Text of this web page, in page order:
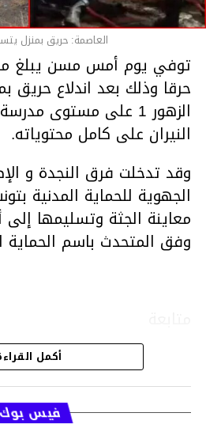
العاصمة: حريق بمنزل
حرقا وذلك بعد اندلاع حريق
الزهور 1 على مستوى
النيران على كامل محتوياته.
وقد تدخلت فرق النجدة و
الجهوية للحماية المدنية
معاينة الجثة وتسليمها إلى
وفق المتحدث باسم الحماية
قسم الاخبار
أكمل
فيس بوك